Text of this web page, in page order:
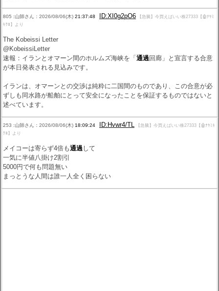
805 :山師さん：2026/08/06(木) 21:37:48 ID:XI0g2pO6
【急騰】今買えばいい株27333【🤖ﾅﾔﾐ
ｷｸﾖ】より
The Kobeissi Letter
@KobeissiLetter
速報：イランとオマーン間のホルムズ海峡を「 通過回廊」と宣言する合意
が本日発表される見込みです。
イランは、オマーンとの交渉は純粋に二国間のものであり、この合意が必
ずしも同水路が船舶にとって安全になったことを保証するものではないと
述べています。
253 :山師さん：2026/08/06(木) 18:09:24 ID:Hvwr4/TL
【急騰】今買えばいい株27333【🤖ﾅﾔﾐｷ
ｸﾖ】より
メイコーは寄らず4倍も通過して
一気に半値八掛け2割引
5000円で何も問題無い
まっとうな人間は誰一人全く困らない